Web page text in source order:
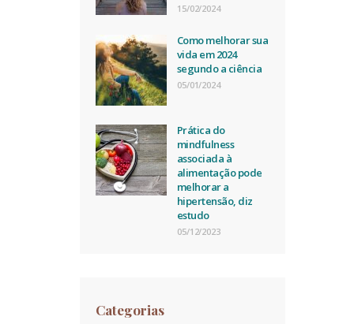
15/02/2024
Como melhorar sua
vida em 2024
segundo a ciência
05/01/2024
Prática do
mindfulness
associada à
alimentação pode
melhorar a
hipertensão, diz
estudo
05/12/2023
Categorias